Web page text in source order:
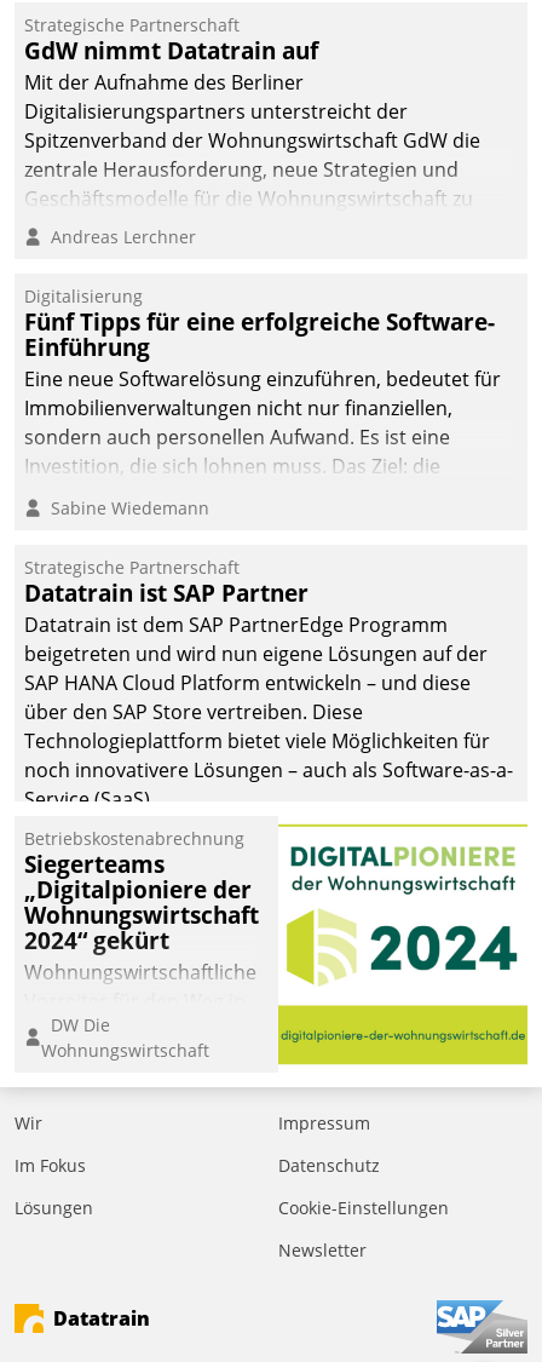
kommunale Wohnungsbauunternehmen daher
gemeinsam mit der Berliner Datatrain GmbH den
Teilprozess der Objektsanierung digitalisiert.
Strategische Partnerschaft
GdW nimmt Datatrain auf
Mit der Aufnahme des Berliner
Digitalisierungspartners unterstreicht der
Spitzenverband der Wohnungswirtschaft GdW die
zentrale Herausforderung, neue Strategien und
Geschäftsmodelle für die Wohnungswirtschaft zu
entwickeln.
Andreas Lerchner
Digitalisierung
Fünf Tipps für eine erfolgreiche Software-
Einführung
Eine neue Softwarelösung einzuführen, bedeutet für
Immobilienverwaltungen nicht nur finanziellen,
sondern auch personellen Aufwand. Es ist eine
Investition, die sich lohnen muss. Das Ziel: die
nachhaltige Optimierung der Geschäftsabläufe. Damit
dieses Ziel erreicht wird, sollten einige Grundregeln
Sabine Wiedemann
Strategische Partnerschaft
Datatrain ist SAP Partner
Datatrain ist dem SAP PartnerEdge Programm
beigetreten und wird nun eigene Lösungen auf der
SAP HANA Cloud Platform entwickeln – und diese
über den SAP Store vertreiben. Diese
Technologieplattform bietet viele Möglichkeiten für
noch innovativere Lösungen – auch als Software-as-a-
Service (SaaS).
Betriebskostenabrechnung
Siegerteams
„Digitalpioniere der
Wohnungswirtschaft
2024“ gekürt
Wohnungswirtschaftliche
eine digitale Zukunft zu
finden, ist das Ziel des
Awards „Digitalpioniere
der
Bewerben können sich
dafür ein Team
DW Die
Wohnungswirtschaft
Wir
Im Fokus
Lösungen
Impressum
Datenschutz
Cookie-Einstellungen
Newsletter
Datatrain